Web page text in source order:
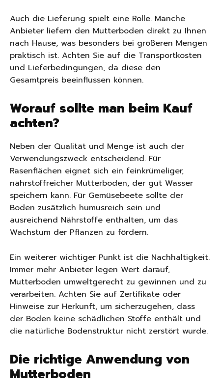
Auch die Lieferung spielt eine Rolle. Manche
Anbieter liefern den Mutterboden direkt zu Ihnen
nach Hause, was besonders bei größeren Mengen
praktisch ist. Achten Sie auf die Transportkosten
und Lieferbedingungen, da diese den
Gesamtpreis beeinflussen können.
Worauf sollte man beim Kauf
achten?
Neben der Qualität und Menge ist auch der
Verwendungszweck entscheidend. Für
Rasenflächen eignet sich ein feinkrümeliger,
nährstoffreicher Mutterboden, der gut Wasser
speichern kann. Für Gemüsebeete sollte der
Boden zusätzlich humusreich sein und
ausreichend Nährstoffe enthalten, um das
Wachstum der Pflanzen zu fördern.
Ein weiterer wichtiger Punkt ist die Nachhaltigkeit.
Immer mehr Anbieter legen Wert darauf,
Mutterboden umweltgerecht zu gewinnen und zu
verarbeiten. Achten Sie auf Zertifikate oder
Hinweise zur Herkunft, um sicherzugehen, dass
der Boden keine schädlichen Stoffe enthält und
die natürliche Bodenstruktur nicht zerstört wurde.
Die richtige Anwendung von
Mutterboden